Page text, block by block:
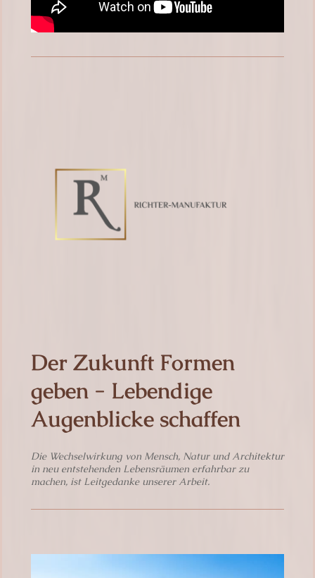
Der Zukunft Formen
geben - Lebendige
Augenblicke schaffen
Die Wechselwirkung von Mensch, Natur und Architektur
in neu entstehenden Lebensräumen erfahrbar zu
machen, ist Leitgedanke unserer Arbeit.